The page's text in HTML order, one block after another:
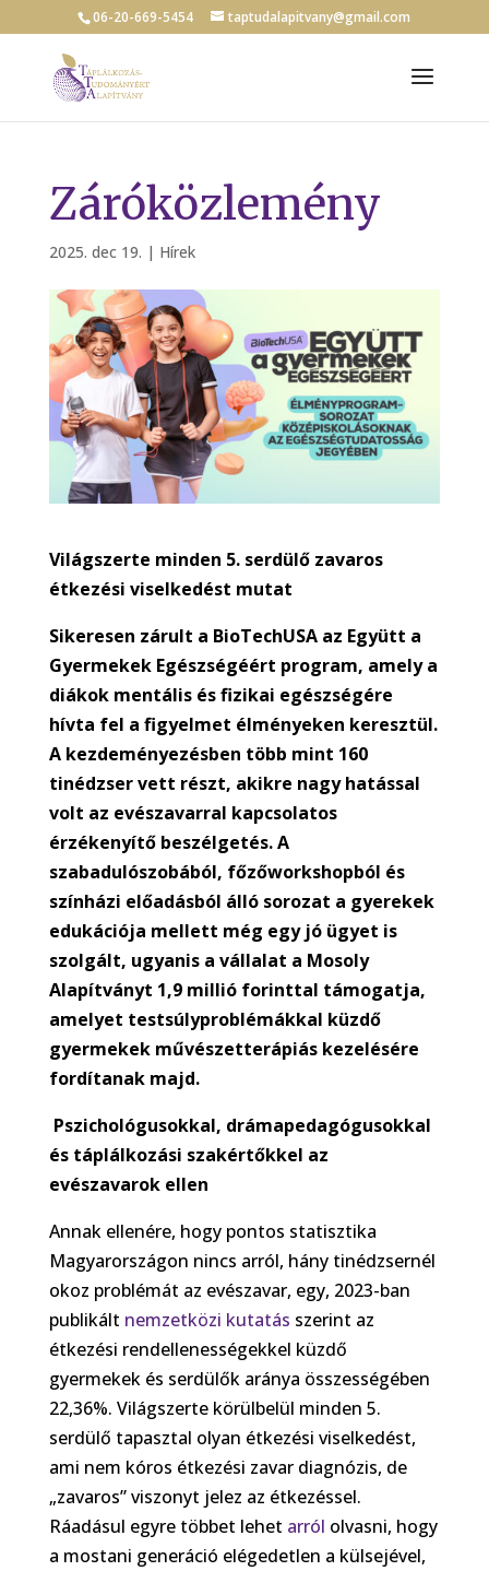
06-20-669-5454 taptudalapitvany@gmail.com
Záróközlemény
2025. dec 19. | Hírek
Világszerte minden 5. serdülő zavaros
étkezési viselkedést mutat
Sikeresen zárult a BioTechUSA az Együtt a
Gyermekek Egészségéért program, amely a
diákok mentális és fizikai egészségére
hívta fel a figyelmet élményeken keresztül.
A kezdeményezésben több mint 160
tinédzser vett részt, akikre nagy hatással
volt az evészavarral kapcsolatos
érzékenyítő beszélgetés. A
szabadulószobából, főzőworkshopból és
színházi előadásból álló sorozat a gyerekek
edukációja mellett még egy jó ügyet is
szolgált, ugyanis a vállalat a Mosoly
Alapítványt 1,9 millió forinttal támogatja,
amelyet testsúlyproblémákkal küzdő
gyermekek művészetterápiás kezelésére
fordítanak majd.
Pszichológusokkal, drámapedagógusokkal
és táplálkozási szakértőkkel az
evészavarok ellen
Annak ellenére, hogy pontos statisztika
Magyarországon nincs arról, hány tinédzsernél
okoz problémát az evészavar, egy, 2023-ban
publikált nemzetközi kutatás szerint az
étkezési rendellenességekkel küzdő
gyermekek és serdülők aránya összességében
22,36%. Világszerte körülbelül minden 5.
serdülő tapasztal olyan étkezési viselkedést,
ami nem kóros étkezési zavar diagnózis, de
„zavaros” viszonyt jelez az étkezéssel.
Ráadásul egyre többet lehet arról olvasni, hogy
a mostani generáció elégedetlen a külsejével,